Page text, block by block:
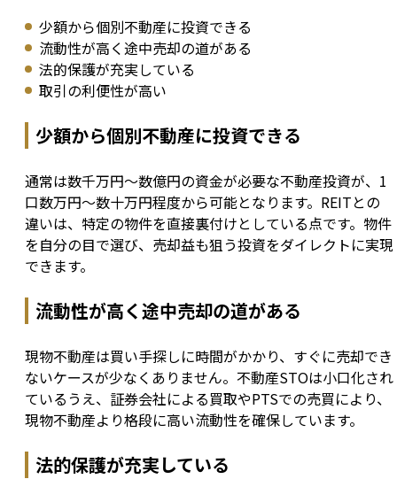
少額から個別不動産に投資できる
流動性が高く途中売却の道がある
法的保護が充実している
取引の利便性が高い
少額から個別不動産に投資できる
通常は数千万円〜数億円の資金が必要な不動産投資が、1
口数万円〜数十万円程度から可能となります。REITとの
違いは、特定の物件を直接裏付けとしている点です。物件
を自分の目で選び、売却益も狙う投資をダイレクトに実現
できます。
流動性が高く途中売却の道がある
現物不動産は買い手探しに時間がかかり、すぐに売却でき
ないケースが少なくありません。不動産STOは小口化され
ているうえ、証券会社による買取やPTSでの売買により、
現物不動産より格段に高い流動性を確保しています。
法的保護が充実している